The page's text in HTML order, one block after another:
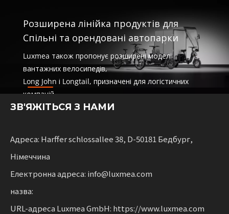
Розширена лінійка продуктів для
Спільні та орендовані автопарки
Luxmea також пропонує розширені моделі
вантажних велосипедів,
Long John і Longtail, призначені для логістичних
компаній,
послуги спільного використання та оренди
мобільність.
ЗВ'ЯЖІТЬСЯ З НАМИ
Адреса: Harffer schlossallee 38, D-50181 Бедбург,
Німеччина
Електронна адреса: info@luxmea.com
назва:
URL-адреса Luxmea GmbH: https://www.luxmea.com